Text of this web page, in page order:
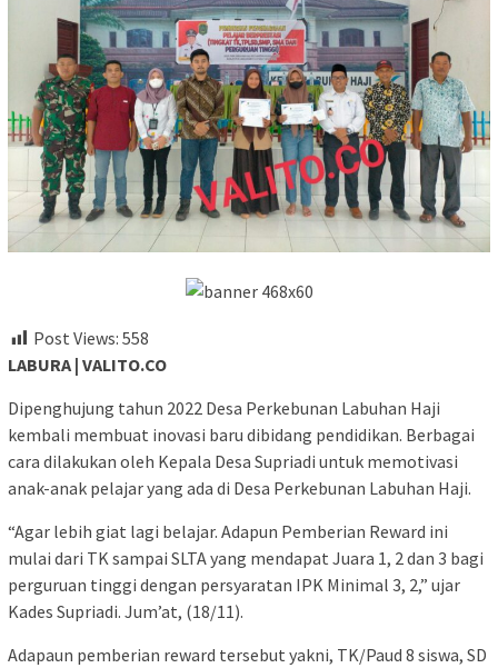
Post Views: 558
LABURA | VALITO.CO
Dipenghujung tahun 2022 Desa Perkebunan Labuhan Haji
kembali membuat inovasi baru dibidang pendidikan. Berbagai
cara dilakukan oleh Kepala Desa Supriadi untuk memotivasi
anak-anak pelajar yang ada di Desa Perkebunan Labuhan Haji.
“Agar lebih giat lagi belajar. Adapun Pemberian Reward ini
mulai dari TK sampai SLTA yang mendapat Juara 1, 2 dan 3 bagi
perguruan tinggi dengan persyaratan IPK Minimal 3, 2,” ujar
Kades Supriadi. Jum’at, (18/11).
Adapaun pemberian reward tersebut yakni, TK/Paud 8 siswa, SD